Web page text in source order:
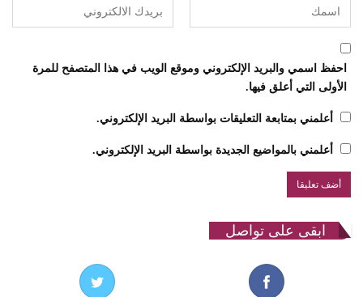
احفظ اسمي والبريد الإلكتروني وموقع الويب في هذا المتصفح للمرة
الأولى التي أعلق فيها.
أعلمني بمتابعة التعليقات بواسطة البريد الإلكتروني.
أعلمني بالمواضيع الجديدة بواسطة البريد الإلكتروني.
ابقى على تواصل